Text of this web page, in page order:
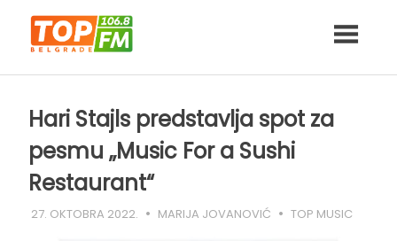
content
Hari Stajls predstavlja spot za
pesmu „Music For a Sushi
Restaurant“
27. OKTOBRA 2022. MARIJA JOVANOVIĆ TOP MUSIC